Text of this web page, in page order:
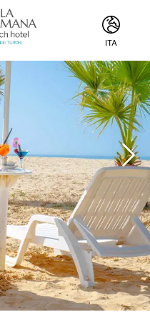
ITA
ITA
ENG